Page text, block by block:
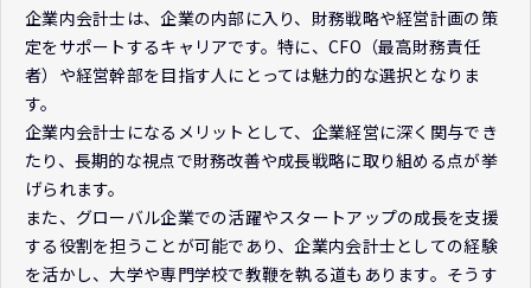
企業内会計士は、企業の内部に入り、財務戦略や経営計画の策
定をサポートするキャリアです。特に、CFO（最高財務責任
者）や経営幹部を目指す人にとっては魅力的な選択となりま
す。
企業内会計士になるメリットとして、企業経営に深く関与でき
たり、長期的な視点で財務改善や成長戦略に取り組める点が挙
げられます。
また、グローバル企業での活躍やスタートアップの成長を支援
する役割を担うことが可能であり、企業内会計士としての経験
を活かし、大学や専門学校で教鞭を執る道もあります。そうす